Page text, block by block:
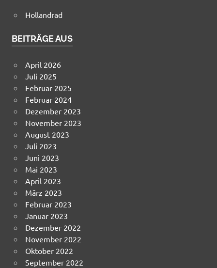
Hollandrad
BEITRÄGE AUS
April 2026
Juli 2025
Februar 2025
Februar 2024
Dezember 2023
November 2023
August 2023
Juli 2023
Juni 2023
Mai 2023
April 2023
März 2023
Februar 2023
Januar 2023
Dezember 2022
November 2022
Oktober 2022
September 2022